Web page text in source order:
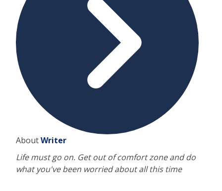
AboutWriter
Life must go on. Get out of comfort zone and do
what you've been worried about all this time